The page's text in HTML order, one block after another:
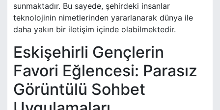
sunmaktadır. Bu sayede, şehirdeki insanlar
teknolojinin nimetlerinden yararlanarak dünya ile
daha yakın bir iletişim içinde olabilmektedir.
Eskişehirli Gençlerin
Favori Eğlencesi: Parasız
Görüntülü Sohbet